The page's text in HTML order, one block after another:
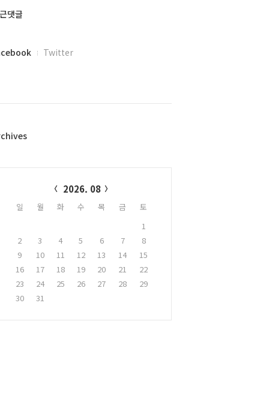
댓글
Twitter
2026. 08
일 월 화 수 목 금
토
1
2
3 4 5 6 7
8
9
10 11 12 13 14
15
16
17 18 19 20 21
22
23
24 25 26 27 28
29
30
31